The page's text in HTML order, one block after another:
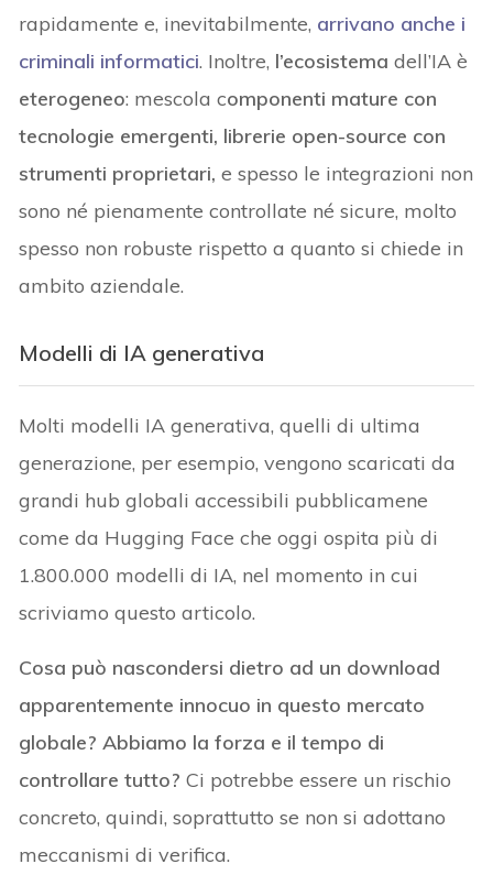
rapidamente e, inevitabilmente, arrivano anche i
criminali informatici. Inoltre, l’ecosistema dell’IA è
eterogeneo: mescola componenti mature con
tecnologie emergenti, librerie open-source con
strumenti proprietari, e spesso le integrazioni non
sono né pienamente controllate né sicure, molto
spesso non robuste rispetto a quanto si chiede in
ambito aziendale.
Modelli di IA generativa
Molti modelli IA generativa, quelli di ultima
generazione, per esempio, vengono scaricati da
grandi hub globali accessibili pubblicamene
come da Hugging Face che oggi ospita più di
1.800.000 modelli di IA, nel momento in cui
scriviamo questo articolo.
Cosa può nascondersi dietro ad un download
apparentemente innocuo in questo mercato
globale? Abbiamo la forza e il tempo di
controllare tutto? Ci potrebbe essere un rischio
concreto, quindi, soprattutto se non si adottano
meccanismi di verifica.